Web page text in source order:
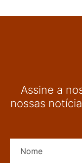
Assine a
nossas